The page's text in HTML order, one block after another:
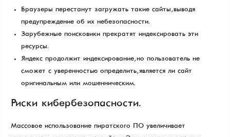
Браузеры перестанут загружать такие сайты, выводя
предупреждение об их небезопасности.
Зарубежные поисковики прекратят индексировать эти
ресурсы.
Яндекс продолжит индексирование, но пользователь не
сможет с уверенностью определить, является ли сайт
оригинальным или мошенническим.
Риски кибербезопасности.
Массовое использование пиратского ПО увеличивает